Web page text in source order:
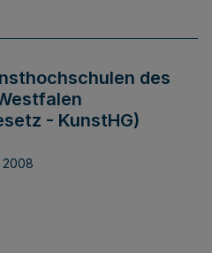
des
- KunstHG)
2008